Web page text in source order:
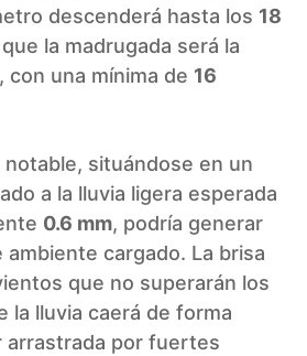
descenderá hasta los 18
la madrugada será la
una mínima de 16
notable, situándose en un
a la lluvia ligera esperada
0.6 mm, podría generar
ambiente cargado. La brisa
que no superarán los
la lluvia caerá de forma
arrastrada por fuertes